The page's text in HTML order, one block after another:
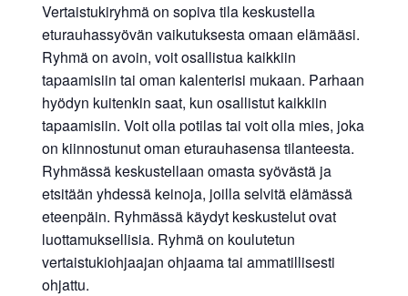
Vertaistukiryhmä on sopiva tila keskustella
eturauhassyövän vaikutuksesta omaan elämääsi.
Ryhmä on avoin, voit osallistua kaikkiin
tapaamisiin tai oman kalenterisi mukaan. Parhaan
hyödyn kuitenkin saat, kun osallistut kaikkiin
tapaamisiin. Voit olla potilas tai voit olla mies, joka
on kiinnostunut oman eturauhasensa tilanteesta.
Ryhmässä keskustellaan omasta syövästä ja
etsitään yhdessä keinoja, joilla selvitä elämässä
eteenpäin. Ryhmässä käydyt keskustelut ovat
luottamuksellisia. Ryhmä on koulutetun
vertaistukiohjaajan ohjaama tai ammatillisesti
ohjattu.